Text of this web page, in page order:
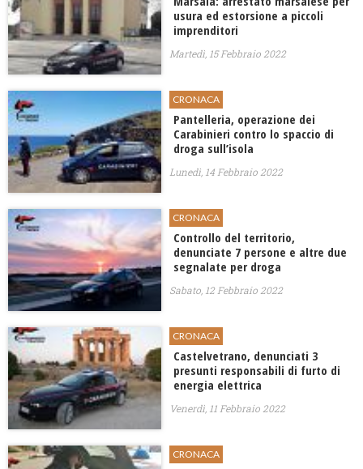
usura ed estorsione a piccoli
imprenditori
Martedì, 15 Febbraio 2022
CRONACA
Pantelleria, operazione dei
Carabinieri contro lo spaccio di
droga sull’isola
Lunedì, 14 Febbraio 2022
CRONACA
Controllo del territorio,
denunciate 7 persone e altre due
segnalate per droga
Sabato, 12 Febbraio 2022
CRONACA
Castelvetrano, denunciati 3
presunti responsabili di furto di
energia elettrica
Venerdì, 11 Febbraio 2022
CRONACA